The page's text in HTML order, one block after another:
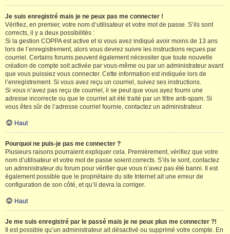
Je suis enregistré mais je ne peux pas me connecter !
Vérifiez, en premier, votre nom d’utilisateur et votre mot de passe. S’ils sont
corrects, il y a deux possibilités :
Si la gestion COPPA est active et si vous avez indiqué avoir moins de 13 ans
lors de l’enregistrement, alors vous devrez suivre les instructions reçues par
courriel. Certains forums peuvent également nécessiter que toute nouvelle
création de compte soit activée par vous-même ou par un administrateur avant
que vous puissiez vous connecter. Cette information est indiquée lors de
l’enregistrement. Si vous avez reçu un courriel, suivez ses instructions.
Si vous n’avez pas reçu de courriel, il se peut que vous ayez fourni une
adresse incorrecte ou que le courriel ait été traité par un filtre anti-spam. Si
vous êtes sûr de l’adresse courriel fournie, contactez un administrateur.
Haut
Pourquoi ne puis-je pas me connecter ?
Plusieurs raisons pourraient expliquer cela. Premièrement, vérifiez que votre
nom d’utilisateur et votre mot de passe soient corrects. S’ils le sont, contactez
un administrateur du forum pour vérifier que vous n’avez pas été banni. Il est
également possible que le propriétaire du site Internet ait une erreur de
configuration de son côté, et qu’il devra la corriger.
Haut
Je me suis enregistré par le passé mais je ne peux plus me connecter ?!
Il est possible qu’un administrateur ait désactivé ou supprimé votre compte. En